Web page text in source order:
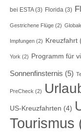
bei ESTA(3) Florida (3)
Gestrichene Flüge (2)
Impfungen (2) Kreuzfahrt
York (2) Programm für
Sonnenfinsternis (5)
PreCheck (2)
US-Kreuzfahrten (4)
Tourismus